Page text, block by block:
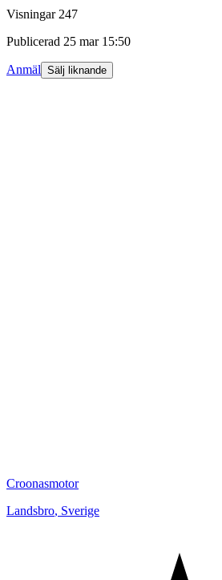
Visningar 247
Publicerad 25 mar 15:50
Anmäl Sälj liknande
Croonasmotor
Landsbro, Sverige